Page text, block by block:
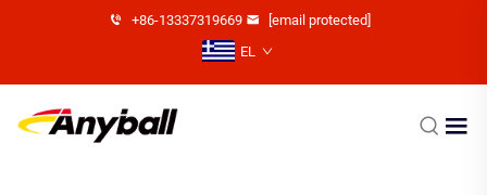
+86-13337319669
[email protected]
EL